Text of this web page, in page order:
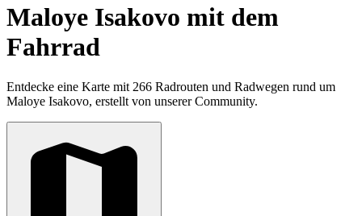
Maloye Isakovo mit dem
Fahrrad
Entdecke eine Karte mit 266 Radrouten und Radwegen rund um
Maloye Isakovo, erstellt von unserer Community.